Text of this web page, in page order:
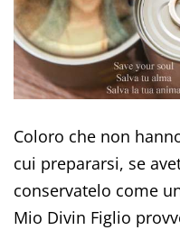
Coloro che non
cui prepararsi, se
conservatelo come
Mio Divin Figlio